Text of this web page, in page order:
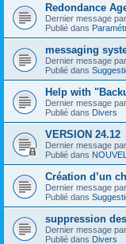
Redondance
Dernier message par
Publié dans
messaging
Dernier message par
Publié dans
Help with
Dernier message par
Publié dans Divers
VERSION 24.12
Dernier message par
Publié dans
Création d’un
Dernier message par
Publié dans
suppression
Dernier message par
Publié dans Divers